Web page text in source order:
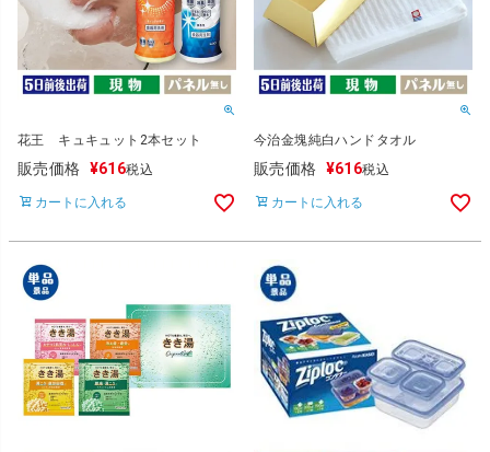
花王 キュキュット2本セット
販売価格 ¥616税込
カートに入れる
今治金塊純白ハンドタオル
販売価格 ¥616税込
カートに入れる